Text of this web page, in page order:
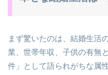
まず驚いたのは、結婚生活
業、世帯年収、子供の有無
件」として語られがちな属